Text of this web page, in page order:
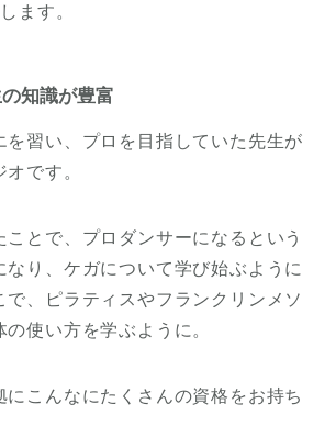
ます。
知識が豊富
を習い、プロを目指していた先生が
です。
ことで、プロダンサーになるという
なり、ケガについて学び始ぶように
で、ピラティスやフランクリンメソ
使い方を学ぶように。
にこんなにたくさんの資格をお持ち